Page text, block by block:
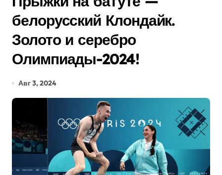
белорусский Клондайк.
Золото и серебро
Олимпиады-2024!
Авг 3, 2024